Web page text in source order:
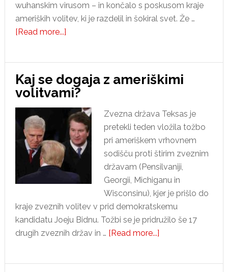
wuhanskim virusom – in končalo s poskusom kraje
ameriških volitev, ki je razdelil in šokiral svet. Že …
[Read more...]about
Ameriko?
Kaj se dogaja z ameriškimi
volitvami?
Zvezna država Teksas je
pretekli teden vložila tožbo
pri ameriškem vrhovnem
sodišču proti štirim zveznim
državam (Pensilvaniji,
Georgii, Michiganu in
Wisconsinu), kjer je prišlo do
kraje zveznih volitev v prid demokratskemu
kandidatu Joeju Bidnu. Tožbi se je pridružilo še 17
drugih zveznih držav in … [Read more...]about